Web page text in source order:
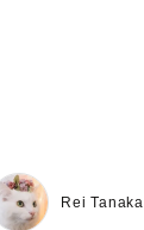
Rei Tanaka